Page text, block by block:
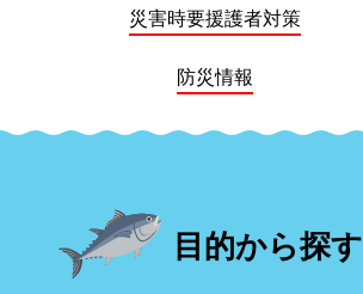
災害時要援護者対策
防災情報
目的から探す